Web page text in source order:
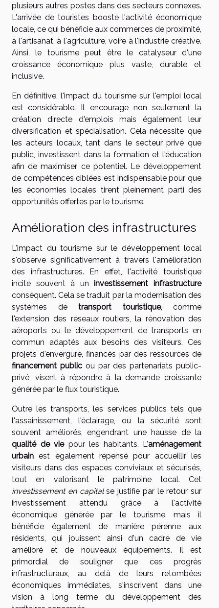
plusieurs autres postes dans des secteurs connexes.
L'arrivée de touristes booste l'activité économique
locale, ce qui bénéficie aux commerces de proximité,
à l'artisanat, à l'agriculture, voire à l'industrie créative.
Ainsi, le tourisme peut être le catalyseur d'une
croissance économique plus vaste, durable et
inclusive.
En définitive, l'impact du tourisme sur l'emploi local
est considérable. Il encourage non seulement la
création directe d'emplois mais également leur
diversification et spécialisation. Cela nécessite que
les acteurs locaux, tant dans le secteur privé que
public, investissent dans la formation et l'éducation
afin de maximiser ce potentiel. Le développement
de compétences ciblées est indispensable pour que
les économies locales tirent pleinement parti des
opportunités offertes par le tourisme.
Amélioration des infrastructures
L'impact du tourisme sur le développement local
s'observe significativement à travers l'amélioration
des infrastructures. En effet, l'activité touristique
incite souvent à un investissement infrastructure
conséquent. Cela se traduit par la modernisation des
systèmes de transport touristique, comme
l'extension des réseaux routiers, la rénovation des
aéroports ou le développement de transports en
commun adaptés aux besoins des visiteurs. Ces
projets d'envergure, financés par des ressources de
financement publicou par des partenariats public-
privé, visent à répondre à la demande croissante
générée par le flux touristique.
Outre les transports, les services publics tels que
l'assainissement, l'éclairage, ou la sécurité sont
souvent améliorés, engendrant une hausse de la
qualité de viepour les habitants. L'aménagement
urbain est également repensé pour accueillir les
visiteurs dans des espaces conviviaux et sécurisés,
tout en valorisant le patrimoine local. Cet
investissement en capitalse justifie par le retour sur
investissement attendu grâce à l'activité
économique générée par le tourisme, mais il
bénéficie également de manière pérenne aux
résidents, qui jouissent ainsi d'un cadre de vie
amélioré et de nouveaux équipements. Il est
primordial de souligner que ces progrès
infrastructuraux, au delà de leurs retombées
économiques immédiates, s'inscrivent dans une
vision à long terme du développement des